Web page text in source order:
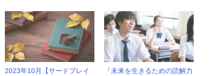
2023年10月【サードプレイ
『未来を生きるための読解力